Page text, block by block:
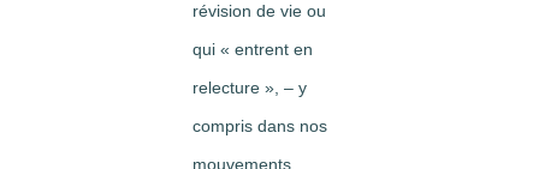
révision de vie ou
qui « entrent en
relecture », – y
compris dans nos
mouvements